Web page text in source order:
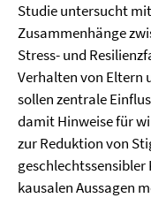
Studie untersucht
Zusammenhänge
Stress- und
Verhalten von Eltern
sollen zentrale
damit Hinweise für
zur Reduktion von
kausalen Aussagen